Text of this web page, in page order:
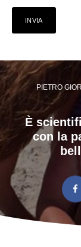
PIETRO
È
con la